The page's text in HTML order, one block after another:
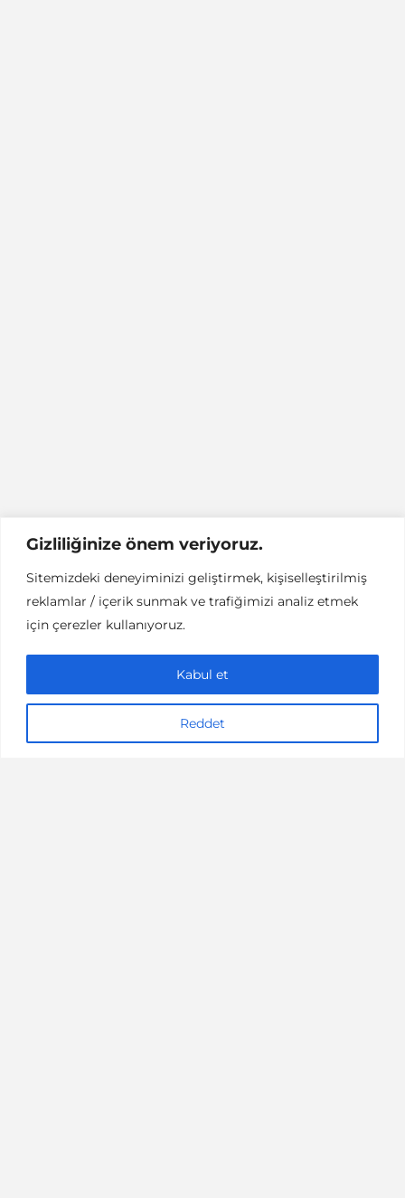
Gizliliğinize önem veriyoruz.
Sitemizdeki deneyiminizi geliştirmek, kişiselleştirilmiş
reklamlar / içerik sunmak ve trafiğimizi analiz etmek
için çerezler kullanıyoruz.
Reddet
Kabul et
FAYDALI BILGI İYI YAŞAM
Korona Virüsü ve
Bilinmezlikle Yaşamak
Psikolog Ezgi Taboğlu
5 dakikalık okuma
20/03/2020